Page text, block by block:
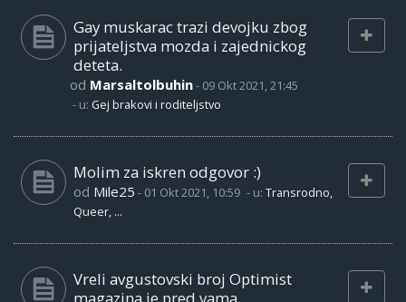
Gay muskarac trazi devojku zbog
prijateljstva mozda i zajednickog
deteta.
od Marsaltolbuhin- 09 Okt 2021, 21:45
- u: Gej brakovi i roditeljstvo
Molim za iskren odgovor :)
od Mile25 - 01 Okt 2021, 10:59 - u: Transrodno,
Queer, ...
Vreli avgustovski broj Optimist